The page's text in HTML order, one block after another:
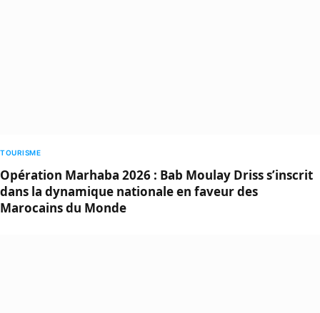
TOURISME
Opération Marhaba 2026 : Bab Moulay Driss s’inscrit
dans la dynamique nationale en faveur des
Marocains du Monde